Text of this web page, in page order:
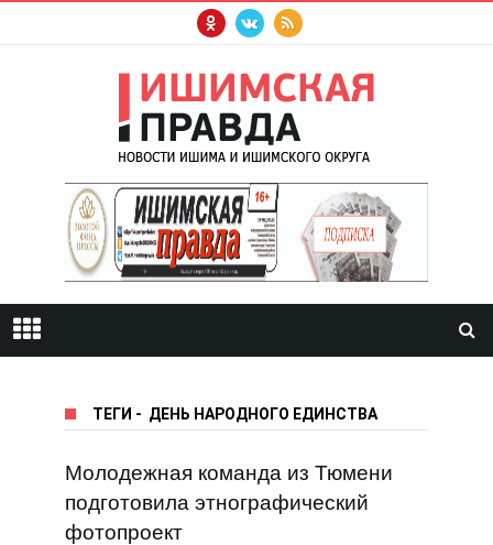
ТЕГИ - ДЕНЬ НАРОДНОГО ЕДИНСТВА
Молодежная команда из Тюмени
подготовила этнографический
фотопроект